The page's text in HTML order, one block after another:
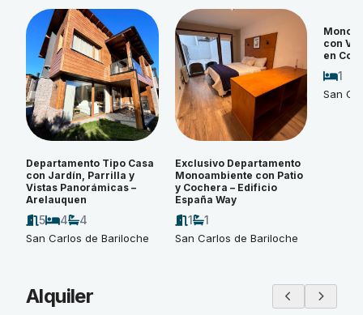
Departamento Tipo Casa
con Jardín, Parrilla y
Vistas Panorámicas –
Arelauquen
5 4 4
San Carlos de Bariloche
Exclusivo Departamento
Monoambiente con Patio
y Cochera – Edificio
España Way
1 1
San Carlos de Bariloche
con
en
1
San
Alquiler